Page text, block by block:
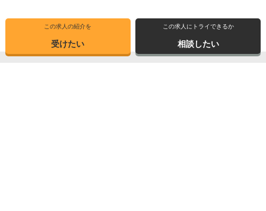
この求人の紹介を
受けたい
この求人にトライできるか
相談したい